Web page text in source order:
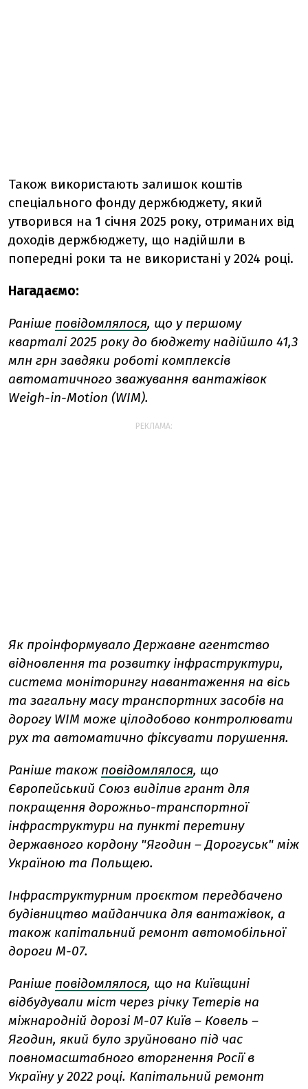
Також використають залишок коштів
спеціального фонду держбюджету, який
утворився на 1 січня 2025 року, отриманих від
доходів держбюджету, що надійшли в
попередні роки та не використані у 2024 році.
Нагадаємо:
Раніше повідомлялося, що у першому
кварталі 2025 року до бюджету надійшло 41,3
млн грн завдяки роботі комплексів
автоматичного зважування вантажівок
Weigh-in-Motion (WIM).
РЕКЛАМА:
Як проінформувало Державне агентство
відновлення та розвитку інфраструктури,
система моніторингу навантаження на вісь
та загальну масу транспортних засобів на
дорогу WIM може цілодобово контролювати
рух та автоматично фіксувати порушення.
Раніше також повідомлялося, що
Європейський Союз виділив грант для
покращення дорожньо-транспортної
інфраструктури на пункті перетину
державного кордону "Ягодин – Дорогуськ" між
Україною та Польщею.
Інфраструктурним проєктом передбачено
будівництво майданчика для вантажівок, а
також капітальний ремонт автомобільної
дороги М-07.
Раніше повідомлялося, що на Київщині
відбудували міст через річку Тетерів на
міжнародній дорозі М-07 Київ – Ковель –
Ягодин, який було зруйновано під час
повномасштабного вторгнення Росії в
Україну у 2022 році. Капітальний ремонт